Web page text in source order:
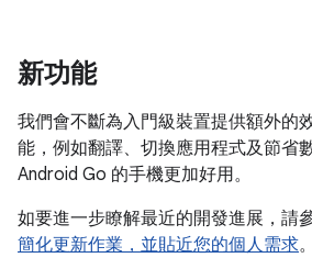
新功能
我們會不斷為入門級裝置提供額外的
能，例如翻譯、切換應用程式及節省
Android Go 的手機更加好用。
如要進一步瞭解最近的開發進展，請
簡化更新作業，並貼近您的個人需求。